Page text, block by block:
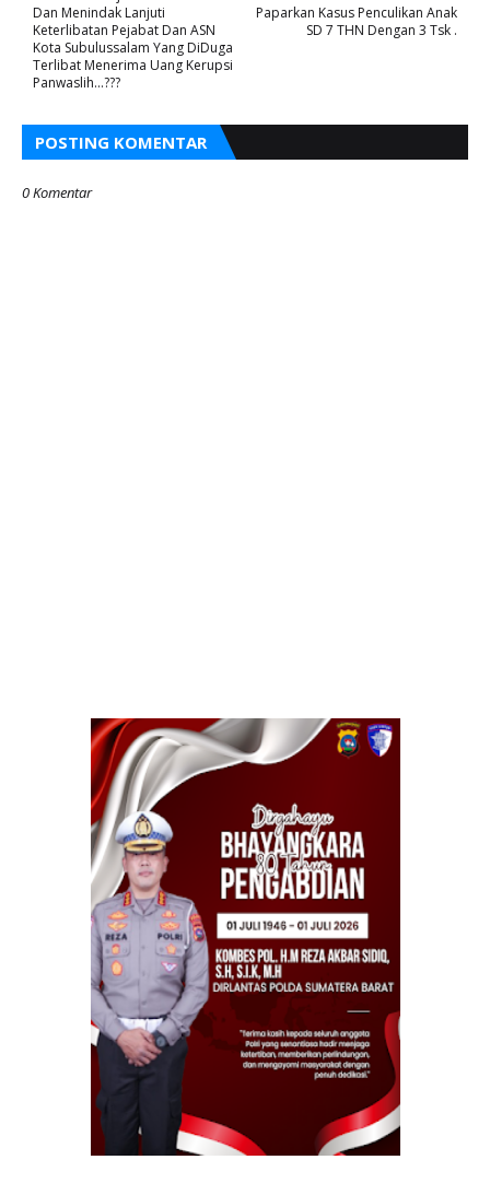
Paparkan Kasus Penculikan Anak
SD 7 THN Dengan 3 Tsk .
Dan Menindak Lanjuti
Keterlibatan Pejabat Dan ASN
Kota Subulussalam Yang DiDuga
Terlibat Menerima Uang Kerupsi
Panwaslih...???
POSTING KOMENTAR
0 Komentar